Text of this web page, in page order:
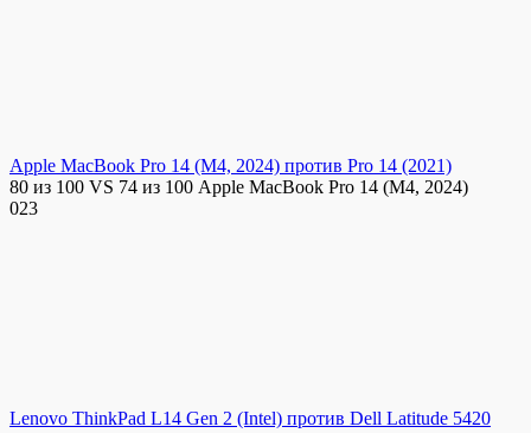
Apple MacBook Pro 14 (M4, 2024) против Pro 14 (2021)
80 из 100 VS 74 из 100 Apple MacBook Pro 14 (M4, 2024)
023
Lenovo ThinkPad L14 Gen 2 (Intel) против Dell Latitude 5420